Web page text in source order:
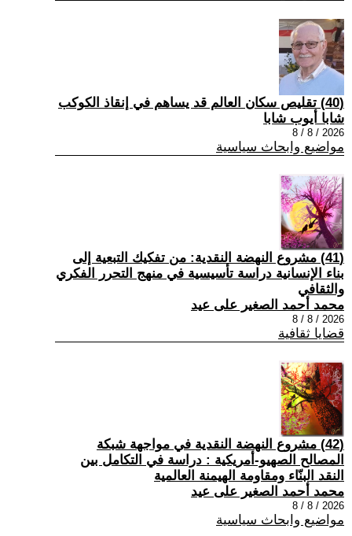
(40) تقليص سكان العالم قد يساهم في إنقاذ الكوكب
شابا أيوب شابا
2026 / 8 / 8
مواضيع وابحاث سياسية
(41) مشروع النهضة النقدية: من تفكيك التبعية إلى
بناء الإنسانية دراسة تأسيسية في منهج التحرر الفكري
والثقافي
محمد أحمد الصغير على عيد
2026 / 8 / 8
قضايا ثقافية
(42) مشروع النهضة النقدية في مواجهة شبكة
المصالح الصهيو-أمريكية : دراسة في التكامل بين
النقد البنّاء ومقاومة الهيمنة العالمية
محمد أحمد الصغير على عيد
2026 / 8 / 8
مواضيع وابحاث سياسية